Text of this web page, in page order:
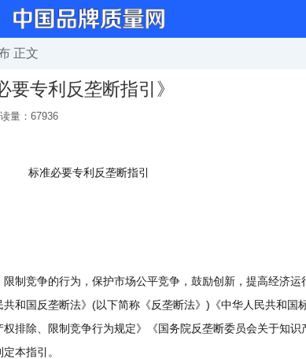
正文
专利反垄断指引》
量： 67936
标准必要专利反垄断指引
竞争的行为，保护市场公平竞争，鼓励创新，提高经济运
和国反垄断法》(以下简称《反垄断法》)《中华人民共和国
排除、限制竞争行为规定》《国务院反垄断委员会关于知识
本指引。